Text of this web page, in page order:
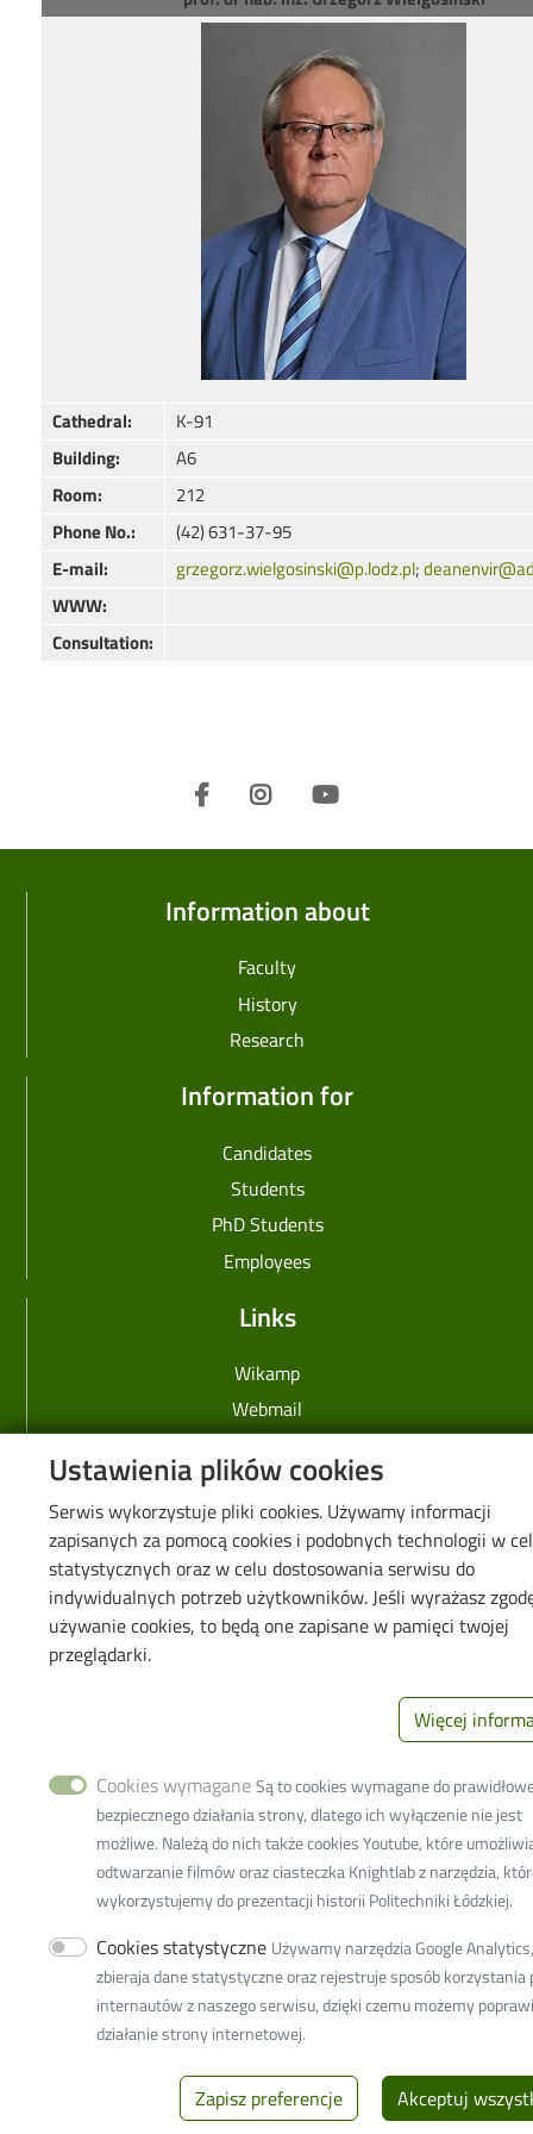
Ustawienia plików cookies
Serwis wykorzystuje pliki cookies. Używamy informacji
zapisanych za pomocą cookies i podobnych technologii w
statystycznych oraz w celu dostosowania serwisu do
indywidualnych potrzeb użytkowników. Jeśli wyrażasz
używanie cookies, to będą one zapisane w pamięci twojej
przeglądarki.
Więcej
Cookies wymagane Są to cookies wymagane do
bezpiecznego działania strony, dlatego ich wyłączenie nie jest
możliwe. Należą do nich także cookies Youtube, które
odtwarzanie filmów oraz ciasteczka Knightlab z narzędzia,
wykorzystujemy do prezentacji historii Politechniki Łódzkiej.
Cookies statystyczne Używamy narzędzia Google
zbieraja dane statystyczne oraz rejestruje sposób korzystania
internautów z naszego serwisu, dzięki czemu możemy
działanie strony internetowej.
Zapisz preferencje Akceptuj
Cathedral:
K-91
Building:
A6
Room:
212
Phone No.:
(42) 631-37-95
E-mail:
grzegorz.wielgosinski@p.lodz.pl;
WWW:
Consultation:
Lodz University of Technology
116 Zeromskiego Street
90-924 Lodz, Poland
NIP:727 002 18 95
Information about
Faculty
History
Research
Information for
Candidates
Students
PhD Students
Employees
Links
Wikamp
Webmail
Privacy policy